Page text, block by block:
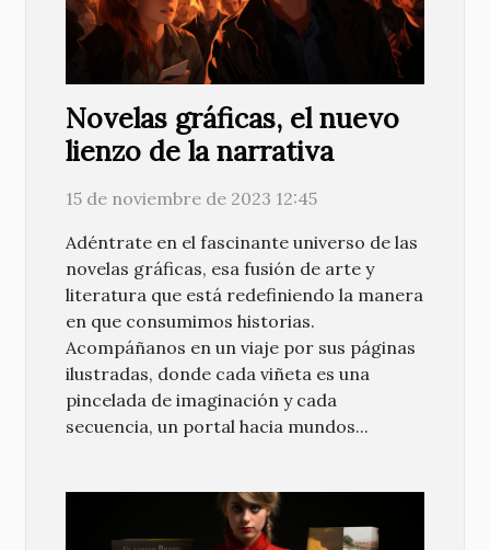
Novelas gráficas, el nuevo
lienzo de la narrativa
15 de noviembre de 2023 12:45
Adéntrate en el fascinante universo de las
novelas gráficas, esa fusión de arte y
literatura que está redefiniendo la manera
en que consumimos historias.
Acompáñanos en un viaje por sus páginas
ilustradas, donde cada viñeta es una
pincelada de imaginación y cada
secuencia, un portal hacia mundos...